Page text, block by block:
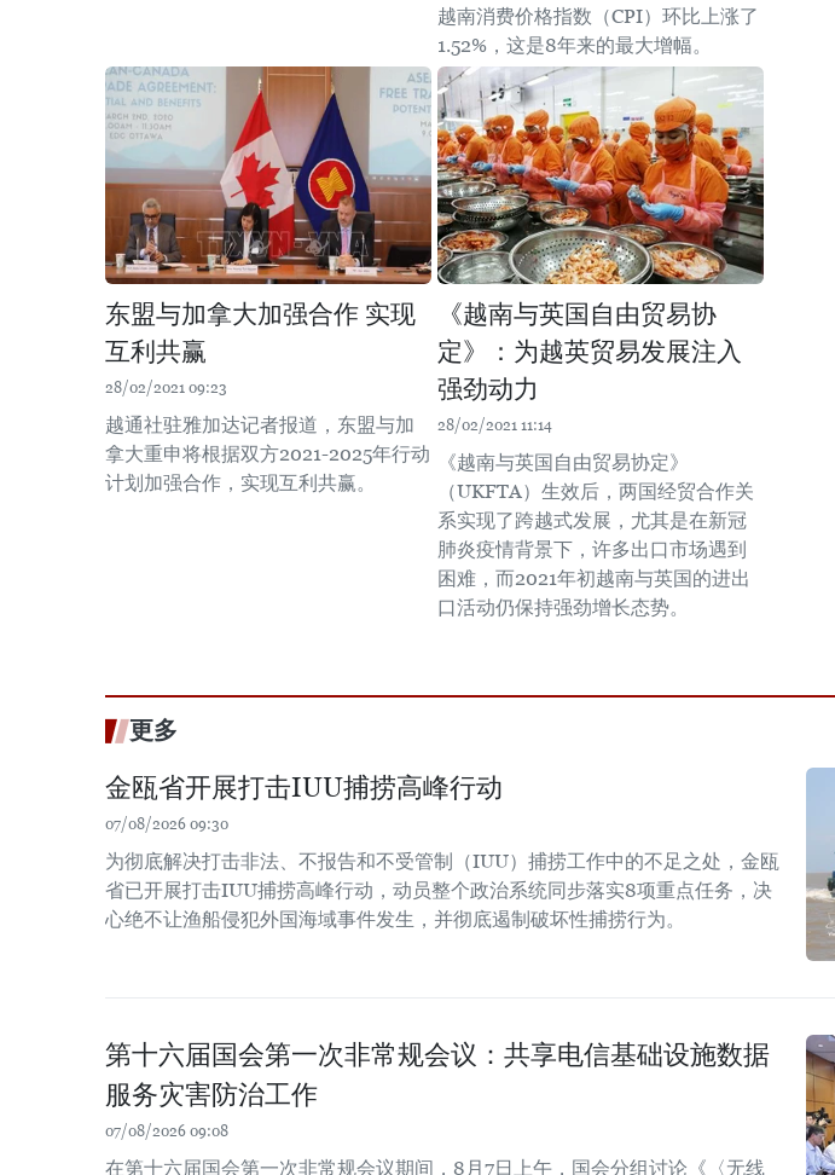
越南消费价格指数（CPI）环比上涨了
1.52%，这是8年来的最大增幅。
东盟与加拿大加强合作 实现
互利共赢
28/02/2021 09:23
越通社驻雅加达记者报道，东盟与加
拿大重申将根据双方2021-2025年行动
计划加强合作，实现互利共赢。
《越南与英国自由贸易协
定》：为越英贸易发展注入
强劲动力
28/02/2021 11:14
《越南与英国自由贸易协定》
（UKFTA）生效后，两国经贸合作关
系实现了跨越式发展，尤其是在新冠
肺炎疫情背景下，许多出口市场遇到
困难，而2021年初越南与英国的进出
口活动仍保持强劲增长态势。
更多
金瓯省开展打击IUU捕捞高峰行动
07/08/2026 09:30
为彻底解决打击非法、不报告和不受管制（IUU）捕捞工作中的不足之处，金瓯
省已开展打击IUU捕捞高峰行动，动员整个政治系统同步落实8项重点任务，决
心绝不让渔船侵犯外国海域事件发生，并彻底遏制破坏性捕捞行为。
第十六届国会第一次非常规会议：共享电信基础设施数据
服务灾害防治工作
07/08/2026 09:08
在第十六届国会第一次非常规会议期间，8月7日上午，国会分组讨论《〈无线